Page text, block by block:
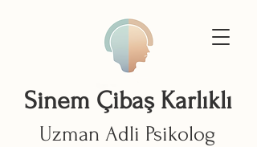
Sinem Çibaş Karlıklı
Uzman Adli Psikolog